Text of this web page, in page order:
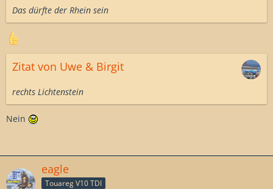
Das dürfte der Rhein sein
Zitat von Uwe & Birgit
rechts Lichtenstein
Nein
eagle
Touareg V10 TDI